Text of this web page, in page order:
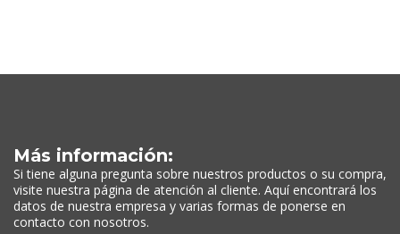
Más información:
Si tiene alguna pregunta sobre nuestros productos o su compra,
visite nuestra página de atención al cliente. Aquí encontrará los
datos de nuestra empresa y varias formas de ponerse en
contacto con nosotros.